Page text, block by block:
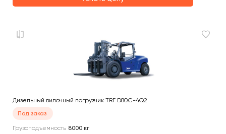
Дизельный вилочный погрузчик TRF D80C-4Q2
Под заказ
Грузоподъемность 8000 кг